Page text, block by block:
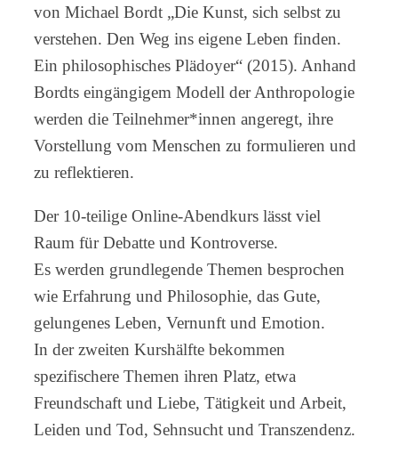
von Michael Bordt „Die Kunst, sich selbst zu
verstehen. Den Weg ins eigene Leben finden.
Ein philosophisches Plädoyer“ (2015). Anhand
Bordts eingängigem Modell der Anthropologie
werden die Teilnehmer*innen angeregt, ihre
Vorstellung vom Menschen zu formulieren und
zu reflektieren.
Der 10-teilige Online-Abendkurs lässt viel
Raum für Debatte und Kontroverse.
Es werden grundlegende Themen besprochen
wie Erfahrung und Philosophie, das Gute,
gelungenes Leben, Vernunft und Emotion.
In der zweiten Kurshälfte bekommen
spezifischere Themen ihren Platz, etwa
Freundschaft und Liebe, Tätigkeit und Arbeit,
Leiden und Tod, Sehnsucht und Transzendenz.